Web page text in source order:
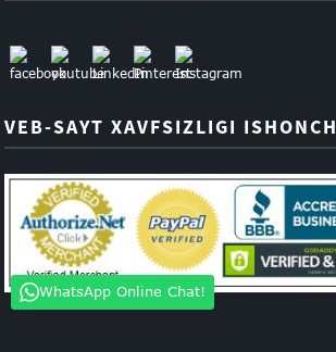
VEB-SAYT XAVFSIZLIGI ISHONCH
WhatsApp Online Chat!